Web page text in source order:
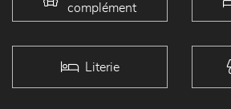
complément
Literie